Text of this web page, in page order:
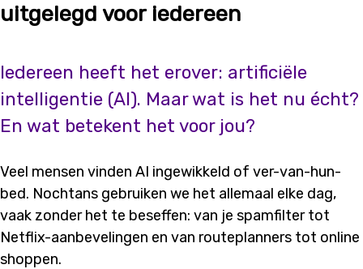
uitgelegd voor iedereen
Iedereen heeft het erover: artificiële
intelligentie (AI). Maar wat is het nu écht?
En wat betekent het voor jou?
Veel mensen vinden AI ingewikkeld of ver-van-hun-
bed. Nochtans gebruiken we het allemaal elke dag,
vaak zonder het te beseffen: van je spamfilter tot
Netflix-aanbevelingen en van routeplanners tot online
shoppen.